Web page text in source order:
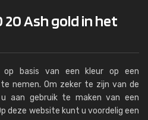
20 Ash gold in het
basis van een kleur op een
nemen. Om zeker te zijn van de
aan gebruik te maken van een
deze website kunt u voordelig een